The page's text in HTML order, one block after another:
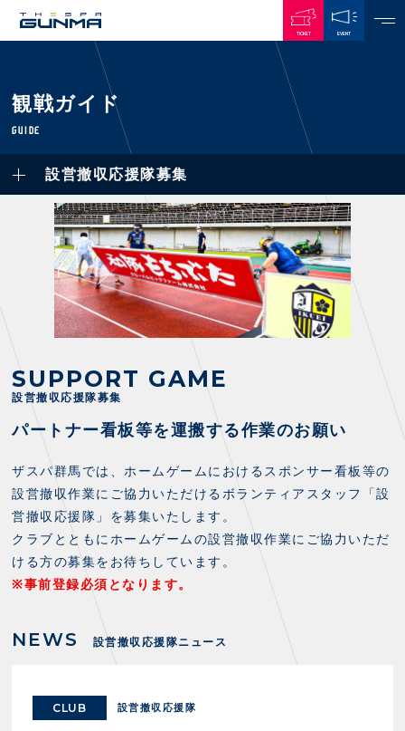
TICKET EVENT
TOPICS
CLUB
TOP TEAM
CHALLENGERS
ACADEMY
THESPARK
OTHER
PLAYERS / STAFFS
選手・スタッフ一覧
トレーニング見学について
・注意事項
・練習場ごとの注意事項
・練習場マップ
ファンレターの宛先
GAMES
試合日程・結果
順位表
ホームイベント情報
TICKETS
チケット情報
・発売日
・優待チケット
・企画チケット
シーズンシート
・シーズンシート
・法人シーズンシート
INDEX
スタジアムルール
クラブプロパティ
スタジアムグルメ
会場周辺案内図
ホームイベント情報
初心者向けのガイダンス
運営サポートスタッフ募集
FANZONE
ファンクラブ
グッズ
ザスパタイムズ
各SNS
マスコット
クラブアンバサダー
PARTNERS
クラブパートナー
アシストパートナー
ザスパ応援店紹介
ホームタウン活動
ふるさと納税
COMPANY
会社概要
拠点一覧
クラブについて（エンブレム・ロゴ等）
CHALLENGERS
ACADEMY
U-18
SCHOOL
観戦ガイド
GUIDE
設営撤収応援隊募集
SUPPORT GAME
設営撤収応援隊募集
パートナー看板等を運搬する作業のお願い
ザスパ群馬では、ホームゲームにおけるスポンサー看板等の
設営撤収作業にご協力いただけるボランティアスタッフ「設
営撤収応援隊」を募集いたします。
クラブとともにホームゲームの設営撤収作業にご協力いただ
ける方の募集をお待ちしています。
※事前登録必須となります。
NEWS 設営撤収応援隊ニュース
CLUB 設営撤収応援隊